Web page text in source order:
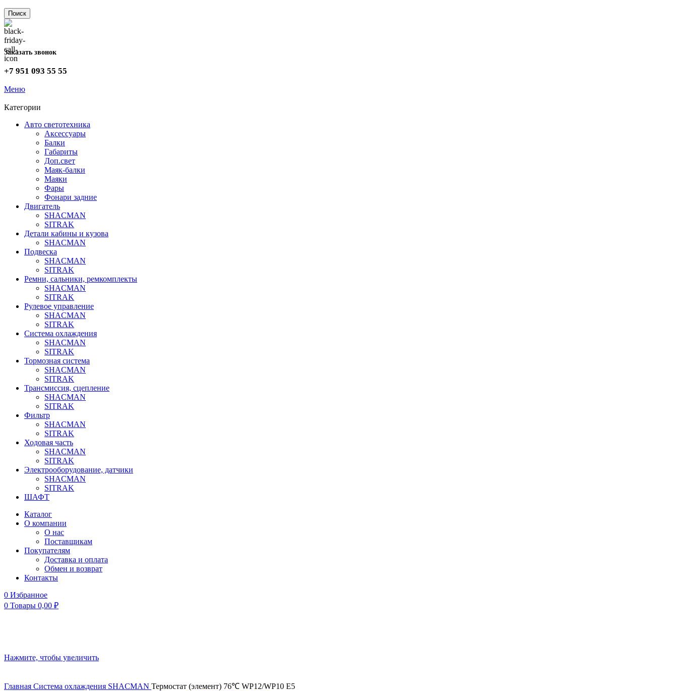
Поиск
Заказать звонок
+7 951 093 55 55
Меню
Категории
Авто светотехника
Аксессуары
Балки
Габариты
Доп.свет
Маяк-балки
Маяки
Фары
Фонари задние
Двигатель
SHACMAN
SITRAK
Детали кабины и кузова
SHACMAN
Подвеска
SHACMAN
SITRAK
Ремни, сальники, ремкомплекты
SHACMAN
SITRAK
Рулевое управление
SHACMAN
SITRAK
Система охлаждения
SHACMAN
SITRAK
Тормозная система
SHACMAN
SITRAK
Трансмиссия, сцепление
SHACMAN
SITRAK
Фильтр
SHACMAN
SITRAK
Ходовая часть
SHACMAN
SITRAK
Электрооборудование, датчики
SHACMAN
SITRAK
ШАФТ
Каталог
О компании
О нас
Поставщикам
Покупателям
Доставка и оплата
Обмен и возврат
Контакты
0 Избранное
0 Товары 0,00 ₽
Нажмите, чтобы увеличить
Главная Система охлаждения SHACMAN Термостат (элемент) 76℃ WP12/WP10 E5